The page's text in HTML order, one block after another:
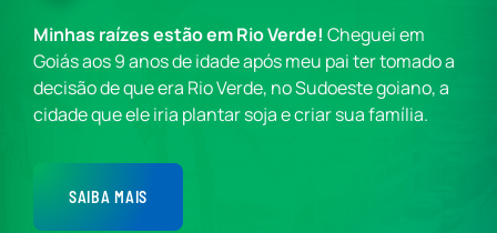
Minhas raízes estão em Rio Verde! Cheguei em
Goiás aos 9 anos de idade após meu pai ter tomado a
decisão de que era Rio Verde, no Sudoeste goiano, a
cidade que ele iria plantar soja e criar sua família.
SAIBA MAIS